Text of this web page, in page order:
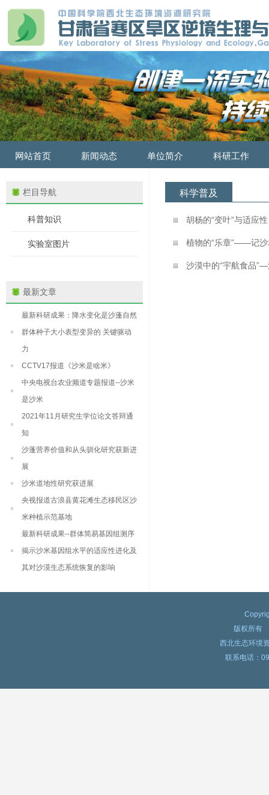
网站首页 新闻动态 单位简介 科研工作
栏目导航
科普知识
实验室图片
最新文章
最新科研成果：降水变化是沙蓬自然
群体种子大小表型变异的 关键驱动
力
CCTV17报道《沙米是啥米》
中央电视台农业频道专题报道--沙米
是沙米
2021年11月研究生学位论文答辩通
知
沙蓬营养价值和从头驯化研究获新进
展
沙米道地性研究获进展
央视报道古浪县黄花滩生态移民区沙
米种植示范基地
最新科研成果--群体简易基因组测序
揭示沙米基因组水平的适应性进化及
其对沙漠生态系统恢复的影响
科学普及
胡杨的“变叶”与适应性
植物的“乐章”——记沙
沙漠中的“宇航食品
版权所有
西北生态环境
联系电话：